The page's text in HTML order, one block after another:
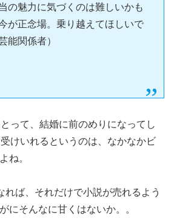
の魅力に気づくのは難しいかも
が正念場。乗り越えてほしいで
能関係者）
って、結婚に前のめりになってし
けいれるというのは、なかなかビ
ね。
れば、それだけで小説が売れるよう
にそんなに甘くはないか。。